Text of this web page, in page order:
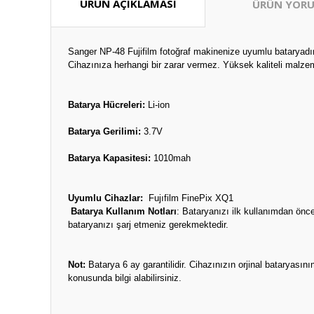
ÜRÜN AÇIKLAMASI ÜRÜN
Sanger NP-48 Fujifilm fotoğraf makinenize uyumlu
Cihazınıza herhangi bir zarar vermez. Yüksek kaliteli
Batarya Hücreleri: Li-ion
Batarya Gerilimi: 3.7V
Batarya Kapasitesi: 1010mah
Uyumlu Cihazlar:
Fujıfilm FinePix XQ1
Batarya Kullanım Notları: Bataryanızı ilk kullanımdan
bataryanızı şarj etmeniz gerekmektedir.
Not: Batarya 6 ay garantilidir. Cihazınızın orjinal
konusunda bilgi alabilirsiniz.